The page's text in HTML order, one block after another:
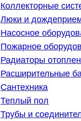
Коллекторные
Люки и
Насосное
Пожарное
Радиаторы
Расширительные
Сантехника
Теплый пол
Трубы и